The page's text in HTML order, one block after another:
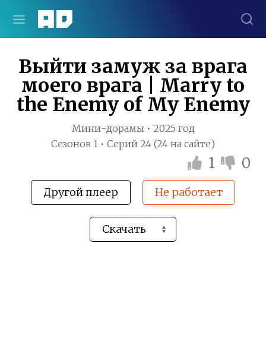
Выйти замуж за врага
моего врага | Marry to
the Enemy of My Enemy
Мини-дорамы • 2025 год
Сезонов 1 • Серий 24 (24 на сайте)
1 0
Другой плеер Не работает